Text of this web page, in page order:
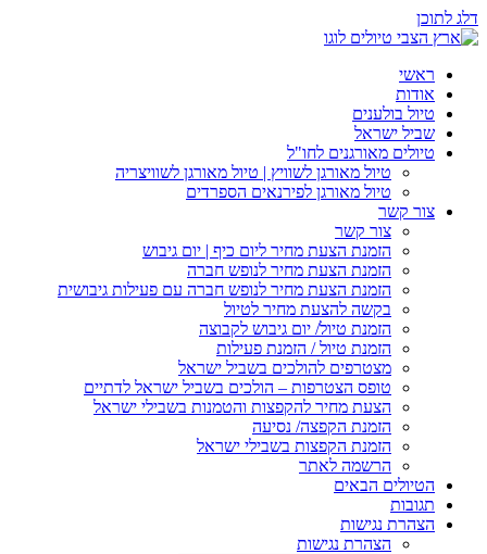
דלג לתוכן
ראשי
אודות
טיול בולענים
שביל ישראל
טיולים מאורגנים לחו"ל
טיול מאורגן לשוויץ | טיול מאורגן לשוויצריה
טיול מאורגן לפירנאים הספרדים
צור קשר
צור קשר
הזמנת הצעת מחיר ליום כיף | יום גיבוש
הזמנת הצעת מחיר לנופש חברה
הזמנת הצעת מחיר לנופש חברה עם פעילות גיבושית
בקשה להצעת מחיר לטיול
הזמנת טיול/ יום גיבוש לקבוצה
הזמנת טיול / הזמנת פעילות
מצטרפים להולכים בשביל ישראל
טופס הצטרפות – הולכים בשביל ישראל לדתיים
הצעת מחיר להקפצות והטמנות בשבילי ישראל
הזמנת הקפצה/ נסיעה
הזמנת הקפצות בשבילי ישראל
הרשמה לאתר
הטיולים הבאים
תגובות
הצהרת נגישות
הצהרת נגישות